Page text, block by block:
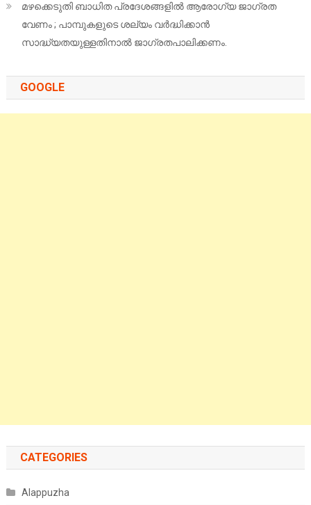
മഴക്കെടുതി ബാധിത പ്രദേശങ്ങളിൽ ആരോഗ്യ ജാഗ്രത
വേണം ; പാമ്പുകളുടെ ശല്യം വർദ്ധിക്കാൻ
സാദ്ധ്യതയുള്ളതിനാൽ ജാഗ്രതപാലിക്കണം.
GOOGLE
CATEGORIES
Alappuzha